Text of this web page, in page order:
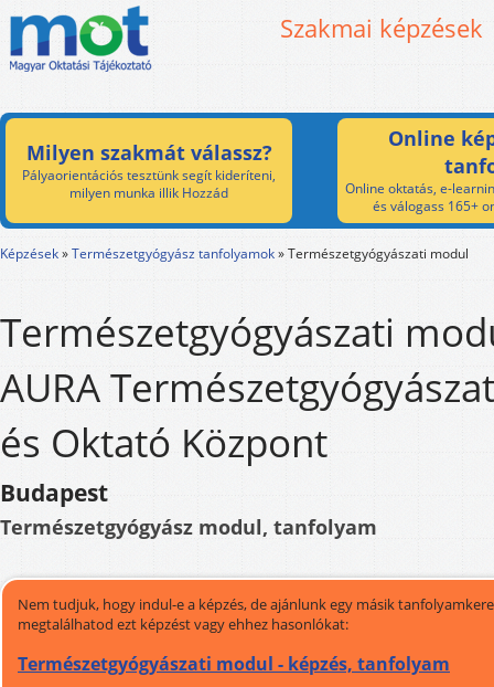
Szakmai képzések
Milyen szakmát válassz?
Pályaorientációs tesztünk segít kideríteni,
milyen munka illik Hozzád
Online
Online oktatás, e-
és válogass 165+
Képzések»Természetgyógyász tanfolyamok»Természetgyógyászati modul
Természetgyógyászati
AURA
és Oktató Központ
Budapest
Természetgyógyász modul, tanfolyam
Nem tudjuk, hogy indul-e a képzés, de ajánlunk egy másik
megtalálhatod ezt képzést vagy ehhez hasonlókat:
Természetgyógyászati modul - képzés, tanfolyam